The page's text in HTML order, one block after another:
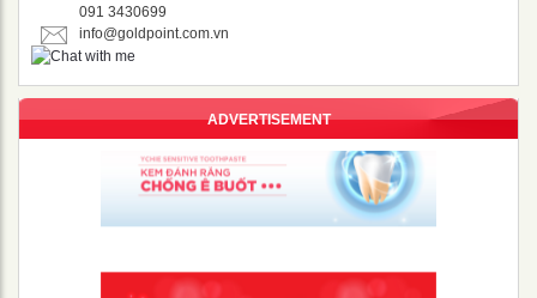
091 3430699
info@goldpoint.com.vn
ADVERTISEMENT